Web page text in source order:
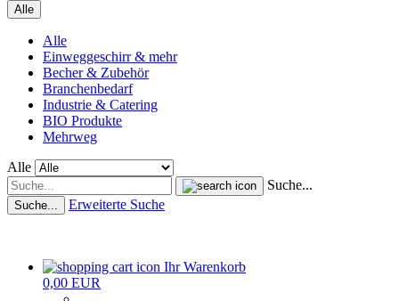
Alle
Alle
Einweggeschirr & mehr
Becher & Zubehör
Branchenbedarf
Industrie & Catering
BIO Produkte
Mehrweg
Alle
Suche...
Suche... Erweiterte Suche
Ihr Warenkorb
0,00 EUR